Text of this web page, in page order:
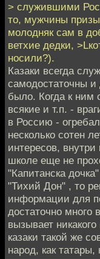
> служившими
то, мужчины
молодняк сам в
ветхие дедки,
носили?).
Казаки всегда
самодостаточны
было. Когда к ним
всякие и т.п. -
в Россию -
несколько сотен
интересов,
школе еще не
"Капитанска
"Тихий Дон" , то
информации для
достаточно много
вызывает
казаки такой же
народ, как татары,